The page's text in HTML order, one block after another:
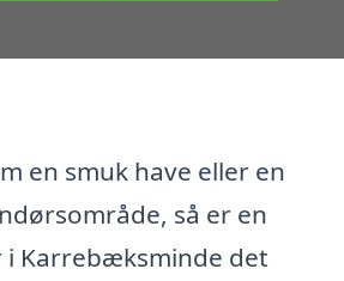
en smuk have eller en
så er en
Karrebæksminde det